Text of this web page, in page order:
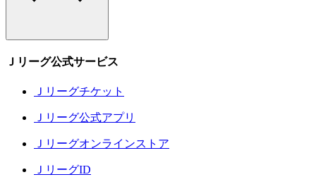
Ｊリーグ公式サービス
Ｊリーグチケット
Ｊリーグ公式アプリ
Ｊリーグオンラインストア
ＪリーグID